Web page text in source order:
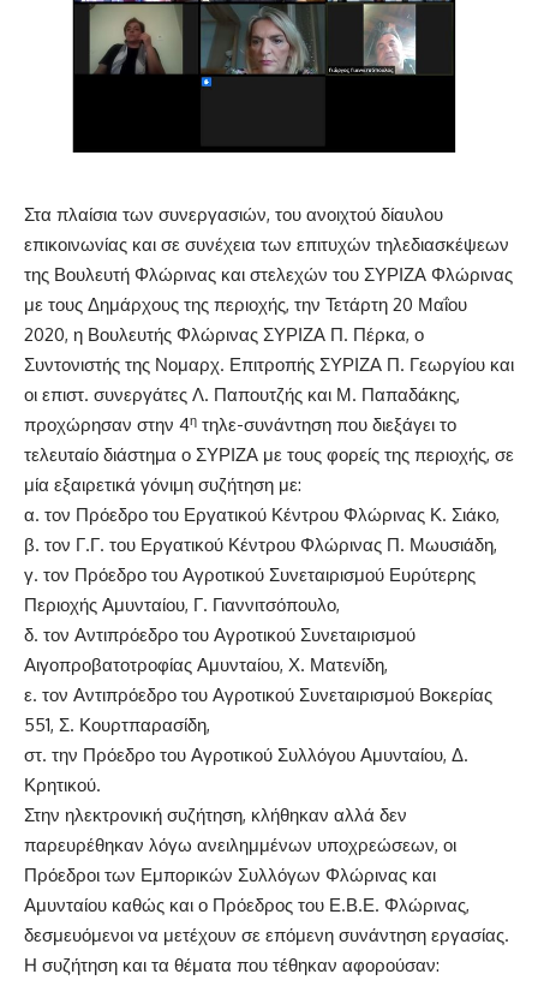
Στα πλαίσια των συνεργασιών, του ανοιχτού δίαυλου
επικοινωνίας και σε συνέχεια των επιτυχών τηλεδιασκέψεων
της Βουλευτή Φλώρινας και στελεχών του ΣΥΡΙΖΑ Φλώρινας
με τους Δημάρχους της περιοχής, την Τετάρτη 20 Μαΐου
2020, η Βουλευτής Φλώρινας ΣΥΡΙΖΑ Π. Πέρκα, ο
Συντονιστής της Νομαρχ. Επιτροπής ΣΥΡΙΖΑ Π. Γεωργίου και
οι επιστ. συνεργάτες Λ. Παπουτζής και Μ. Παπαδάκης,
προχώρησαν στην 4η τηλε-συνάντηση που διεξάγει το
τελευταίο διάστημα ο ΣΥΡΙΖΑ με τους φορείς της περιοχής, σε
μία εξαιρετικά γόνιμη συζήτηση με:
α. τον Πρόεδρο του Εργατικού Κέντρου Φλώρινας Κ. Σιάκο,
β. τον Γ.Γ. του Εργατικού Κέντρου Φλώρινας Π. Μωυσιάδη,
γ. τον Πρόεδρο του Αγροτικού Συνεταιρισμού Ευρύτερης
Περιοχής Αμυνταίου, Γ. Γιαννιτσόπουλο,
δ. τον Αντιπρόεδρο του Αγροτικού Συνεταιρισμού
Αιγοπροβατοτροφίας Αμυνταίου, Χ. Ματενίδη,
ε. τον Αντιπρόεδρο του Αγροτικού Συνεταιρισμού Βοκερίας
551, Σ. Κουρτπαρασίδη,
στ. την Πρόεδρο του Αγροτικού Συλλόγου Αμυνταίου, Δ.
Κρητικού.
Στην ηλεκτρονική συζήτηση, κλήθηκαν αλλά δεν
παρευρέθηκαν λόγω ανειλημμένων υποχρεώσεων, οι
Πρόεδροι των Εμπορικών Συλλόγων Φλώρινας και
Αμυνταίου καθώς και ο Πρόεδρος του Ε.Β.Ε. Φλώρινας,
δεσμευόμενοι να μετέχουν σε επόμενη συνάντηση εργασίας.
Η συζήτηση και τα θέματα που τέθηκαν αφορούσαν: